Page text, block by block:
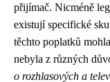
přijímač. Nicméně
existují specifické
těchto poplatků
nebyla z různých
o rozhlasových a